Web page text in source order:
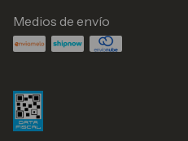
Medios de envío